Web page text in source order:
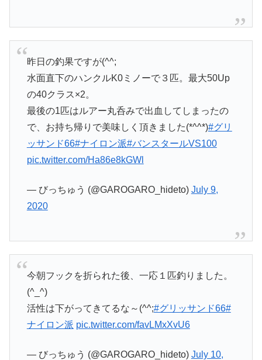
昨日の釣果ですが(^^;
水面直下のハンクルK0ミノーで３匹。最大50Up
の40クラス×2。
最後の1匹はルアー丸呑みで出血してしまったの
で、お持ち帰りで美味しく頂きました(*^^*)#グリ
ッサンド66#ナイロン派#バンスタールVS100
pic.twitter.com/Ha86e8kGWl
— びっちゅう (@GAROGARO_hideto) July 9,
2020
今朝フックを折られた後、一応１匹釣りました。
(^_^)
活性は下がってきてるな～(^^;#グリッサンド66#
ナイロン派 pic.twitter.com/favLMxXvU6
— びっちゅう (@GAROGARO_hideto) July 10,